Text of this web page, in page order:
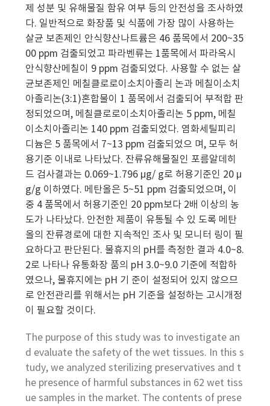
제 성분 및 유해물질 함유 여부 등의 안전성을 조사하였
다. 일반적으로 화장품 및 식품에 가장 많이 사용하는
살균 보존제인 안식향산나트륨은 46 품목에서 200~35
00 ppm 검출되었고 파라벤류는 1품목에서 파라옥시
안식향산메칠이 9 ppm 검출되었다. 사용할 수 없는 살
균보존제인 메칠클로로이소치아졸리 논과 메칠이소치
아졸리논(3:1)혼합물이 1 품목에서 검출되어 부적합 판
정되었으며, 메칠클로로이소치아졸리논 5 ppm, 메칠
이소치아졸리논 140 ppm 검출되었다. 염화세틸피리
디늄은 5 품목에서 7~13 ppm 검출되었으 며, 모두 허
용기준 이내로 나타났다. 잔류유해물질인 포름알데히
드 검사결과는 0.069~1.796 μg/ g로 허용기준인 20 μ
g/g 이하였다. 메탄올은 5~51 ppm 검출되었으며, 이
중 4 품목에서 허용기준인 20 ppm보다 2배 이상의 농
도가 나타났다. 안전한 제품이 유통될 수 있 도록 메탄
올의 잔류경로에 대한 지속적인 조사 및 모니터 링이 필
요하다고 판단된다. 물휴지의 pH를 측정한 결과 4.0~8.
2로 나타나 유통화장 품의 pH 3.0~9.0 기준에 적합하
였으나, 물휴지에는 pH 기 준이 설정되어 있지 않으므
로 안전관리를 위해서는 pH 기준을 설정하는 고시개정
이 필요할 것이다.
The purpose of this study was to investigate an
d evaluate the safety of the wet tissues. In this s
tudy, we analyzed sterilizing preservatives and t
he presence of harmful substances in 62 wet tiss
ue samples in the market. The contents of prese